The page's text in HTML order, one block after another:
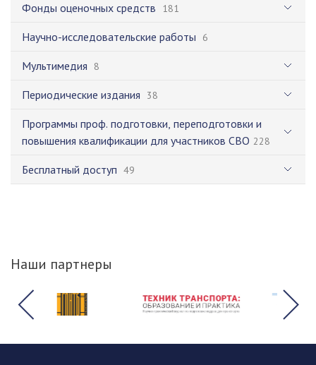
Фонды оценочных средств 181
Научно-исследовательские работы 6
Мультимедия 8
Периодические издания 38
Программы проф. подготовки, переподготовки и
повышения квалификации для участников СВО 228
Бесплатный доступ 49
Наши партнеры